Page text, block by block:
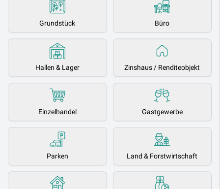
Grundstück Büro
Hallen & Lager Zinshaus / Renditeobjekt
Einzelhandel Gastgewerbe
Parken Land & Forstwirtschaft